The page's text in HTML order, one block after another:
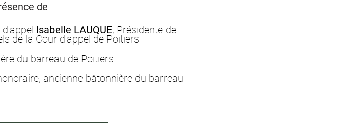
de
Isabelle LAUQUE, Présidente de
de la Cour d'appel de Poitiers
du barreau de Poitiers
ancienne bâtonnière du barreau